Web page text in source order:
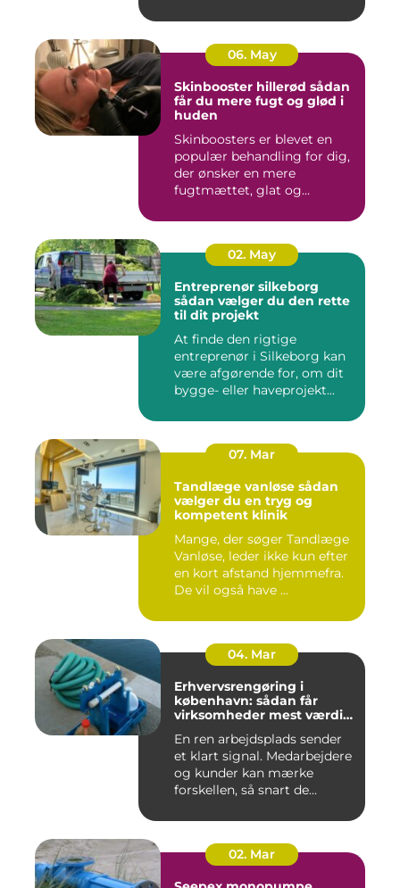
06. May
Skinbooster hillerød sådan
får du mere fugt og glød i
huden
Skinboosters er blevet en
populær behandling for dig,
der ønsker en mere
fugtmættet, glat og
02. May
Entreprenør silkeborg
sådan vælger du den rette
til dit projekt
At finde den rigtige
entreprenør i Silkeborg kan
være afgørende for, om dit
bygge- eller haveprojekt...
07. Mar
Tandlæge vanløse sådan
vælger du en tryg og
kompetent klinik
Mange, der søger Tandlæge
Vanløse, leder ikke kun efter
en kort afstand hjemmefra.
De vil også have ...
04. Mar
Erhvervsrengøring i
københavn: sådan får
virksomheder mest værdi
En ren arbejdsplads sender
et klart signal. Medarbejdere
og kunder kan mærke
forskellen, så snart de...
02. Mar